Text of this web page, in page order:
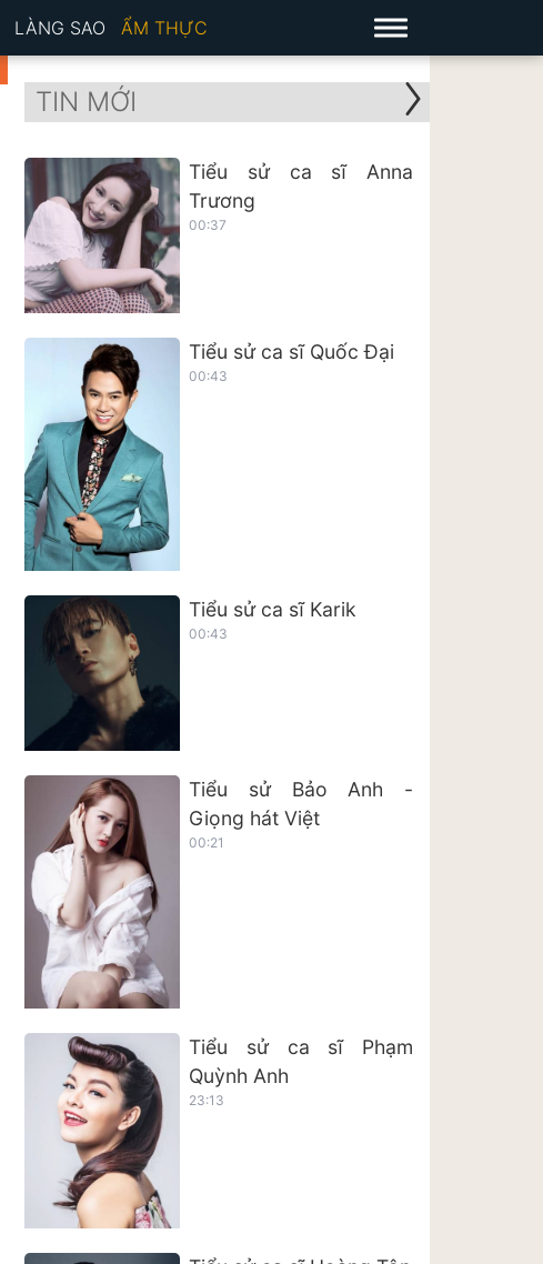
LÀNG SAO ẨM THỰC
TIN MỚI
Tiểu sử ca sĩ Anna
Trương
00:37
Tiểu sử ca sĩ Quốc Đại
00:43
Tiểu sử ca sĩ Karik
00:43
Tiểu sử Bảo Anh -
Giọng hát Việt
00:21
Tiểu sử ca sĩ Phạm
Quỳnh Anh
23:13